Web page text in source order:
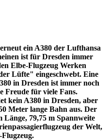
ein A380 der Lufthansa
ist für Dresden immer
Elbe-Flugzeug Werken
Lüfte" eingeschwebt. Eine
in Dresden ist immer noch
Freude für viele Fans.
kein A380 in Dresden, aber
Meter lange Bahn aus. Der
79,75 m Spannweite
der Welt,